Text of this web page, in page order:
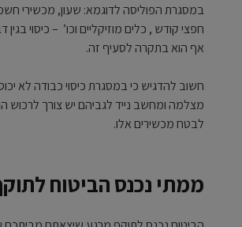
במסגרת הפוליסה לדוגמא: שעון, מכשירי
חפצי קודש , כלים מוזיקליים וכו’ – כיסוי
אף הוא בתקרה לסעיף זה.
חשוב להדגיש כי במסגרת כיסוי כבודה לא
מצלמה ומחשב נייד לגביהם יש צורך לרכוש
לבטח מכשירים אלו.
ממתי נכנס הביטוח